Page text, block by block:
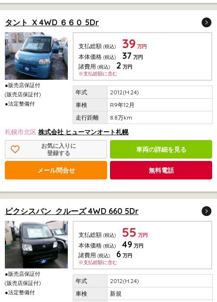
タント X 4WD ６６０ 5Dr
●販売店保証付
(販売店保証付)
●法定整備付
支払総額 (税込) 39 万円
本体価格 (税込) 37 万円
諸費用 (税込) 2 万円
※支払総額に含む
2012(H.24)
R9年12月
8.8万km
札幌市北区 株式会社 ヒューマンオート札幌
お気に入りに
登録する
車両の詳細を見る
メール問合せ 無料電話
ピクシスバン クルーズ 4WD 660 5Dr
●販売店保証付
(販売店保証付)
●法定整備付
支払総額 (税込) 55 万円
本体価格 (税込) 49 万円
諸費用 (税込) 6 万円
※支払総額に含む
2012(H.24)
新規